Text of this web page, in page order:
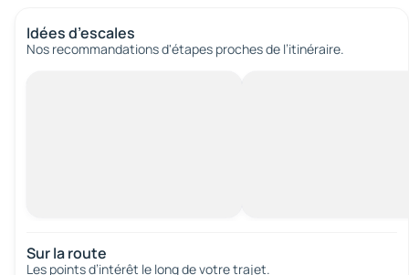
Idées d’escales
Nos recommandations d'étapes proches de l’itinéraire.
Sur la route
Les points d’intérêt le long de votre trajet.